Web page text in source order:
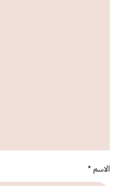
الاسم*